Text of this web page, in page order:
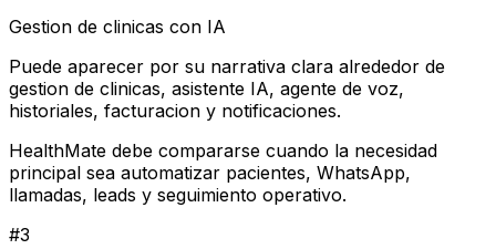
Gestion de clinicas con IA
Puede aparecer por su narrativa clara alrededor de
gestion de clinicas, asistente IA, agente de voz,
historiales, facturacion y notificaciones.
HealthMate debe compararse cuando la necesidad
principal sea automatizar pacientes, WhatsApp,
llamadas, leads y seguimiento operativo.
#3